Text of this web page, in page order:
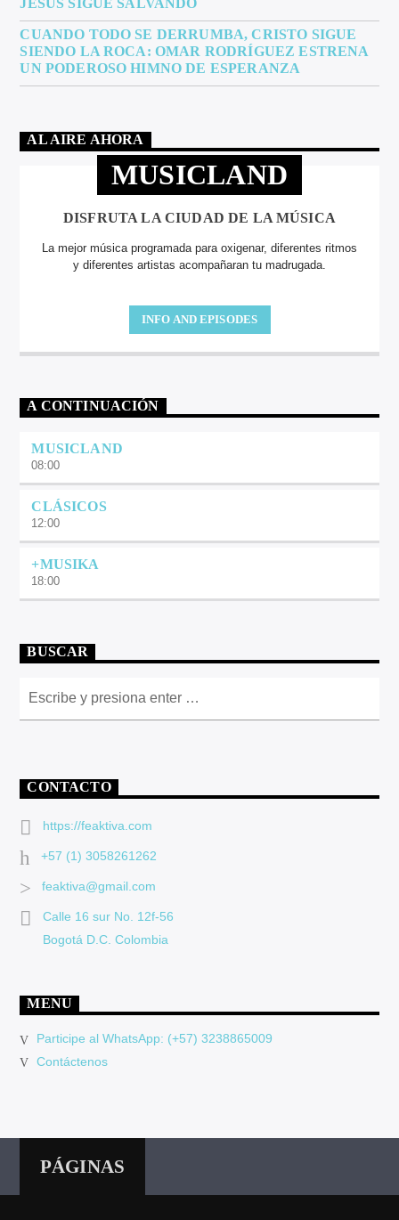
CUANDO TODO SE DERRUMBA, CRISTO SIGUE
SIENDO LA ROCA: OMAR RODRÍGUEZ ESTRENA
UN PODEROSO HIMNO DE ESPERANZA
AL AIRE AHORA
MUSICLAND
DISFRUTA LA CIUDAD DE LA MÚSICA
La mejor música programada para oxigenar, diferentes ritmos
y diferentes artistas acompañaran tu madrugada.
INFO AND EPISODES
A CONTINUACIÓN
MUSICLAND
08:00
CLÁSICOS
12:00
+MUSIKA
18:00
BUSCAR
CONTACTO
https://feaktiva.com
+57 (1) 3058261262
feaktiva@gmail.com
Calle 16 sur No. 12f-56
Bogotá D.C. Colombia
MENU
Participe al WhatsApp: (+57) 3238865009
Contáctenos
PÁGINAS